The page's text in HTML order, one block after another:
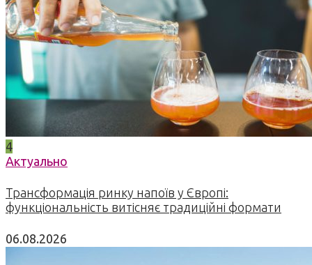
4
Актуально
Трансформація ринку напоїв у Європі:
функціональність витісняє традиційні формати
06.08.2026